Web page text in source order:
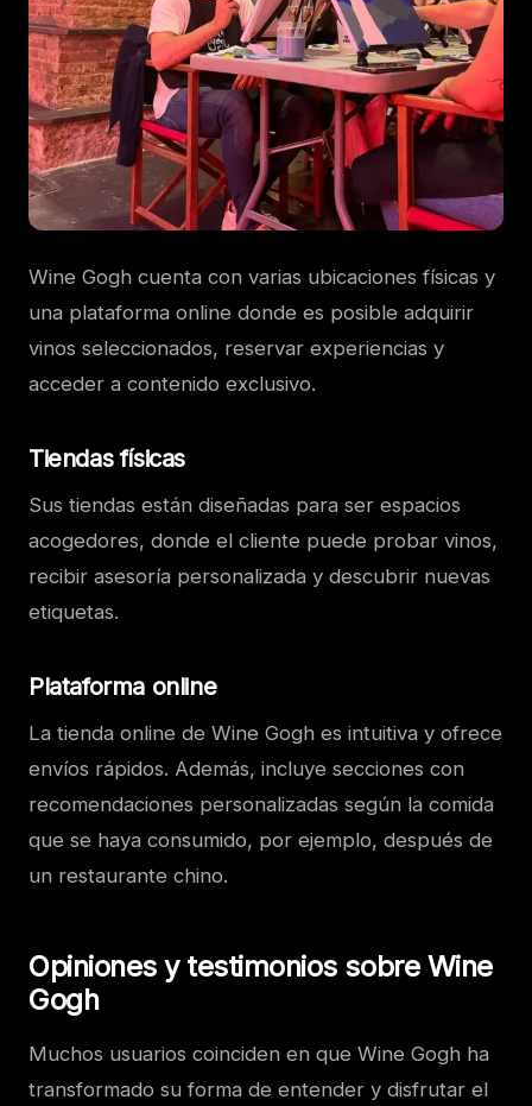
Wine Gogh cuenta con varias ubicaciones físicas y
una plataforma online donde es posible adquirir
vinos seleccionados, reservar experiencias y
acceder a contenido exclusivo.
Tiendas físicas
Sus tiendas están diseñadas para ser espacios
acogedores, donde el cliente puede probar vinos,
recibir asesoría personalizada y descubrir nuevas
etiquetas.
Plataforma online
La tienda online de Wine Gogh es intuitiva y ofrece
envíos rápidos. Además, incluye secciones con
recomendaciones personalizadas según la comida
que se haya consumido, por ejemplo, después de
un restaurante chino.
Opiniones y testimonios sobre Wine
Gogh
Muchos usuarios coinciden en que Wine Gogh ha
transformado su forma de entender y disfrutar el